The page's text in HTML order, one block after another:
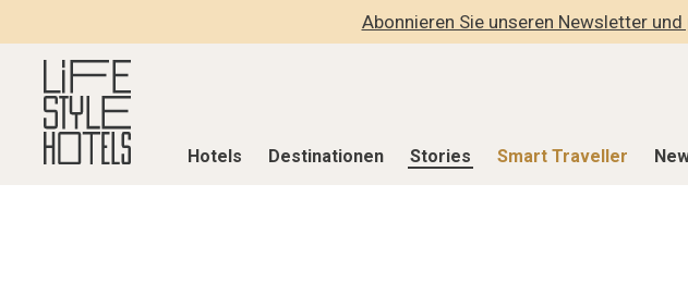
Abonnieren Sie unseren Newsletter
Hotels Destinationen Stories Smart Traveller